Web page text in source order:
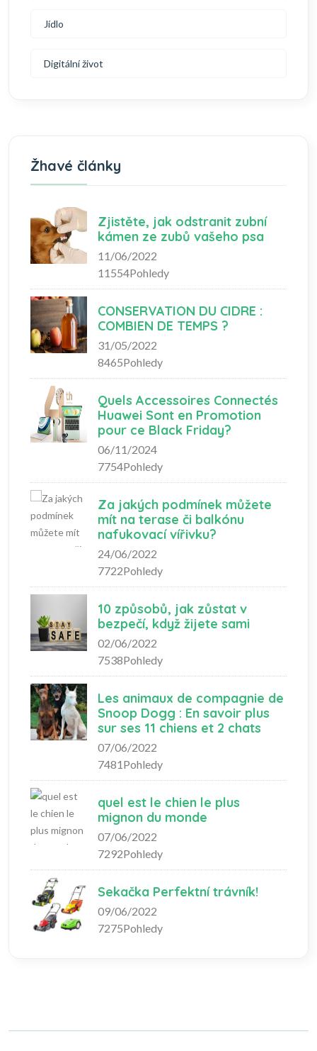
Jídlo
Digitální život
Žhavé články
Zjistěte, jak odstranit zubní
kámen ze zubů vašeho psa
11/06/2022
11554Pohledy
CONSERVATION DU CIDRE :
COMBIEN DE TEMPS ?
31/05/2022
8465Pohledy
Quels Accessoires Connectés
Huawei Sont en Promotion
pour ce Black Friday?
06/11/2024
7754Pohledy
Za jakých podmínek můžete
mít na terase či balkónu
nafukovací vířivku?
24/06/2022
7722Pohledy
10 způsobů, jak zůstat v
bezpečí, když žijete sami
02/06/2022
7538Pohledy
Les animaux de compagnie de
Snoop Dogg : En savoir plus
sur ses 11 chiens et 2 chats
07/06/2022
7481Pohledy
quel est le chien le plus
mignon du monde
07/06/2022
7292Pohledy
Sekačka Perfektní trávník!
09/06/2022
7275Pohledy